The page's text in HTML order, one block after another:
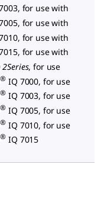
for use with
for use with
for use with
for use with
2Series, for use
® IQ 7000, for use
® IQ 7003, for use
® IQ 7005, for use
® IQ 7010, for use
® IQ 7015